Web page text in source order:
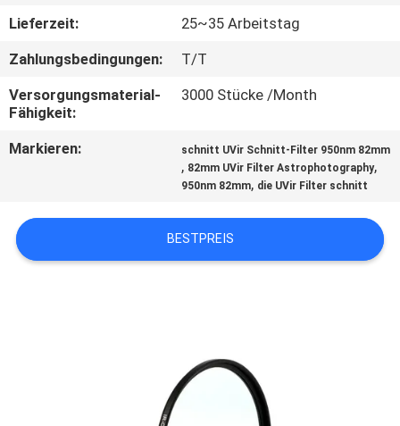
TRETEN
SIE
UNS
IN
FORDERN
SIE
Lieferzeit:
25~35 Arbeitstag
Zahlungsbedingungen:
T/T
Versorgungsmaterial-
Fähigkeit:
3000 Stücke /Month
Markieren: schnitt UVir Schnitt-Filter 950nm 82mm
, 82mm UVir Filter Astrophotography,
950nm 82mm, die UVir Filter schnitt
BESTPREIS